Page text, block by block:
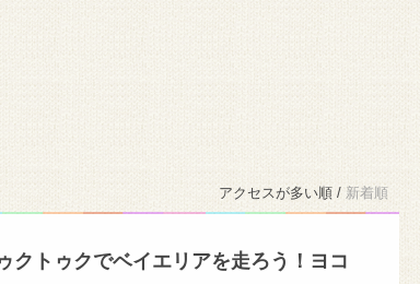
アクセスが多い順 / 新着順
クトゥクでベイエリアを走ろう！ヨコ